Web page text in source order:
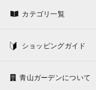
カテゴリ一覧
ショッピングガイド
青山ガーデンについて